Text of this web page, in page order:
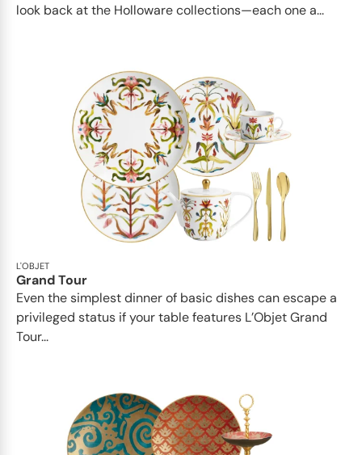
look back at the Holloware collections—each one a...
L'OBJET
Grand Tour
Even the simplest dinner of basic dishes can escape a
privileged status if your table features L’Objet Grand
Tour...